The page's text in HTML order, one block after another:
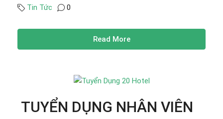
Tin Tức 0
Read More
TUYỂN DỤNG NHÂN VIÊN